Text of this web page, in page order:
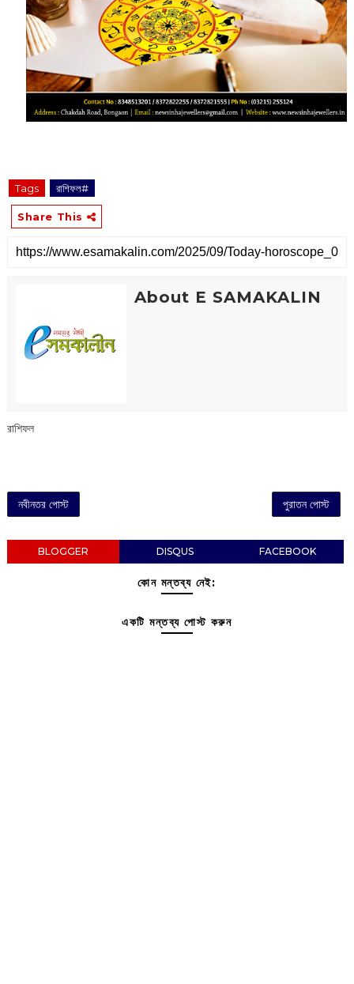
Tags রাশিফল#
Share This
About E SAMAKALIN
রাশিফল
নবীনতর পোস্ট পুরাতন পোস্ট
BLOGGER DISQUS FACEBOOK
কোন মন্তব্য নেই:
একটি মন্তব্য পোস্ট করুন